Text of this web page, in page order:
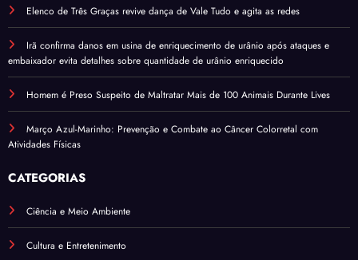
Elenco de Três Graças revive dança de Vale Tudo e agita as redes
Irã confirma danos em usina de enriquecimento de urânio após ataques e
embaixador evita detalhes sobre quantidade de urânio enriquecido
Homem é Preso Suspeito de Maltratar Mais de 100 Animais Durante Lives
Março Azul-Marinho: Prevenção e Combate ao Câncer Colorretal com
Atividades Físicas
CATEGORIAS
Ciência e Meio Ambiente
Cultura e Entretenimento